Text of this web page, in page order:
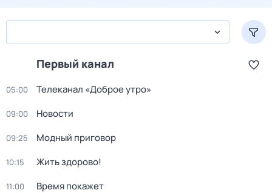
Первый канал
05:00 Телеканал «Доброе утро»
09:00 Новости
09:25 Модный приговор
10:15 Жить здорово!
11:00 Время покажет